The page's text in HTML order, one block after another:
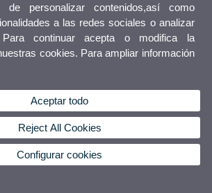
personalizar contenidos,así como
a las redes sociales o analizar
Para continuar acepta o modifica la
cookies. Para ampliar información
Aceptar todo
Reject All Cookies
Configurar cookies